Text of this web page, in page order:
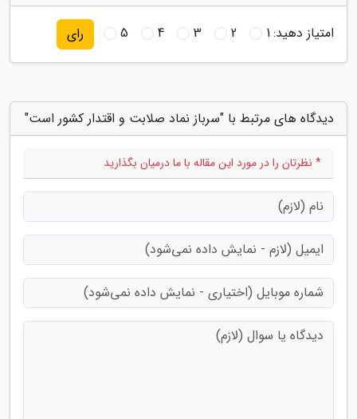
امتیاز دهید:1
2
3
4
5 رای
دیدگاه های مرتبط با "سرباز نماد صلابت و اقتدار کشور است"
* نظرتان را در مورد این مقاله با ما درمیان بگذارید